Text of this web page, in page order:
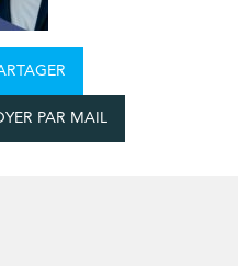
PAR MAIL